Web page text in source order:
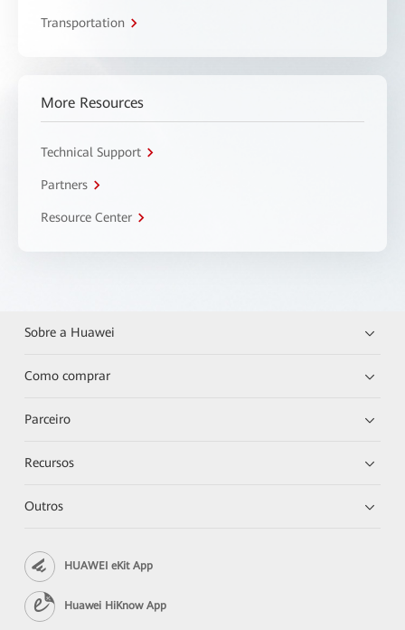
Transportation
More Resources
Technical Support
Partners
Resource Center
Sobre a Huawei
Como comprar
Parceiro
Recursos
Outros
HUAWEI eKit App
Huawei HiKnow App